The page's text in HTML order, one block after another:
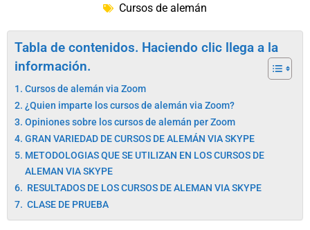
Cursos de alemán
Tabla de contenidos. Haciendo clic llega a la
información.
Cursos de alemán via Zoom
¿Quien imparte los cursos de alemán via Zoom?
Opiniones sobre los cursos de alemán per Zoom
GRAN VARIEDAD DE CURSOS DE ALEMÁN VIA SKYPE
METODOLOGIAS QUE SE UTILIZAN EN LOS CURSOS DE
ALEMAN VIA SKYPE
RESULTADOS DE LOS CURSOS DE ALEMAN VIA SKYPE
CLASE DE PRUEBA